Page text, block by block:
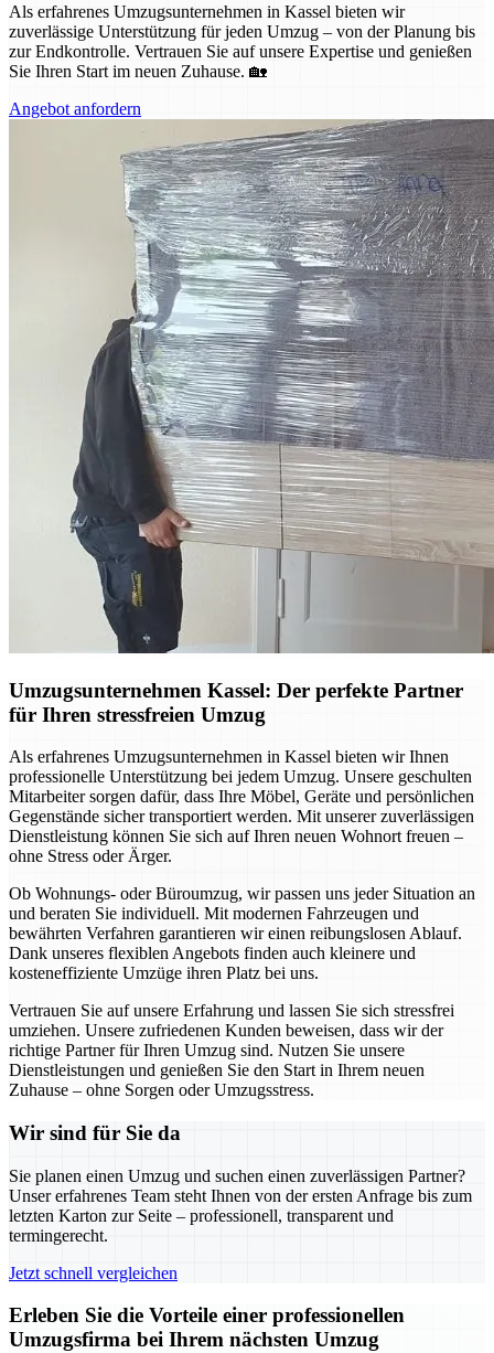
Als erfahrenes Umzugsunternehmen in Kassel bieten wir
zuverlässige Unterstützung für jeden Umzug – von der Planung bis
zur Endkontrolle. Vertrauen Sie auf unsere Expertise und genießen
Sie Ihren Start im neuen Zuhause. 🏡
Angebot anfordern
Umzugsunternehmen Kassel: Der perfekte Partner
für Ihren stressfreien Umzug
Als erfahrenes Umzugsunternehmen in Kassel bieten wir Ihnen
professionelle Unterstützung bei jedem Umzug. Unsere geschulten
Mitarbeiter sorgen dafür, dass Ihre Möbel, Geräte und persönlichen
Gegenstände sicher transportiert werden. Mit unserer zuverlässigen
Dienstleistung können Sie sich auf Ihren neuen Wohnort freuen –
ohne Stress oder Ärger.
Ob Wohnungs- oder Büroumzug, wir passen uns jeder Situation an
und beraten Sie individuell. Mit modernen Fahrzeugen und
bewährten Verfahren garantieren wir einen reibungslosen Ablauf.
Dank unseres flexiblen Angebots finden auch kleinere und
kosteneffiziente Umzüge ihren Platz bei uns.
Vertrauen Sie auf unsere Erfahrung und lassen Sie sich stressfrei
umziehen. Unsere zufriedenen Kunden beweisen, dass wir der
richtige Partner für Ihren Umzug sind. Nutzen Sie unsere
Dienstleistungen und genießen Sie den Start in Ihrem neuen
Zuhause – ohne Sorgen oder Umzugsstress.
Wir sind für Sie da
Sie planen einen Umzug und suchen einen zuverlässigen Partner?
Unser erfahrenes Team steht Ihnen von der ersten Anfrage bis zum
letzten Karton zur Seite – professionell, transparent und
termingerecht.
Jetzt schnell vergleichen
Erleben Sie die Vorteile einer professionellen
Umzugsfirma bei Ihrem nächsten Umzug